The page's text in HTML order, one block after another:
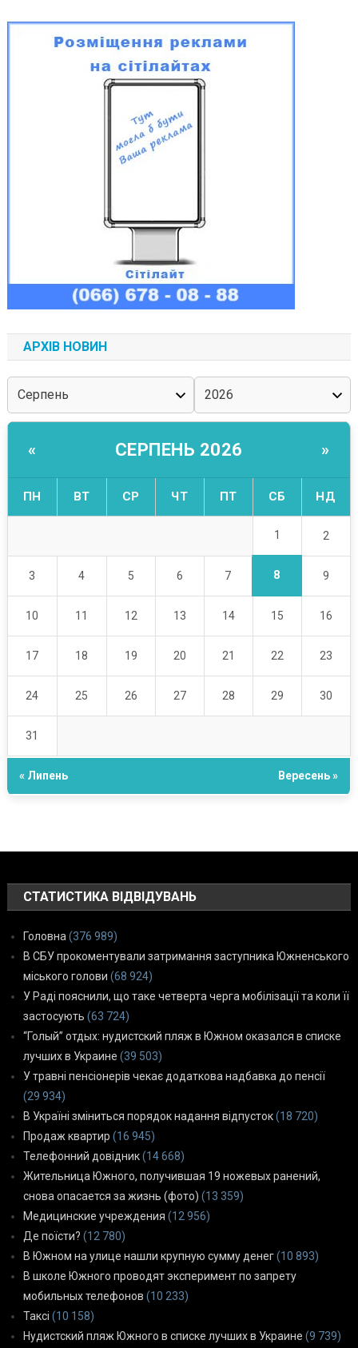
АРХІВ НОВИН
« СЕРПЕНЬ 2026 »
ПН ВТ СР ЧТ ПТ СБ НД
1 2
3 4 5 6 7 8 9
10 11 12 13 14 15 16
17 18 19 20 21 22 23
24 25 26 27 28 29 30
31
« Липень Вересень »
СТАТИСТИКА ВІДВІДУВАНЬ
Головна (376 989)
В СБУ прокоментували затримання заступника Южненського
міського голови (68 924)
У Раді пояснили, що таке четверта черга мобілізації та коли її
застосують (63 724)
“Голый” отдых: нудистский пляж в Южном оказался в списке
лучших в Украине (39 503)
У травні пенсіонерів чекає додаткова надбавка до пенсії
(29 934)
В Україні зміниться порядок надання відпусток(18 720)
Продаж квартир (16 945)
Телефонний довідник(14 668)
Жительница Южного, получившая 19 ножевых ранений,
снова опасается за жизнь (фото) (13 359)
Медицинские учреждения (12 956)
Де поїсти? (12 780)
В Южном на улице нашли крупную сумму денег(10 893)
В школе Южного проводят эксперимент по запрету
мобильных телефонов (10 233)
Таксі (10 158)
Нудистский пляж Южного в списке лучших в Украине (9 739)